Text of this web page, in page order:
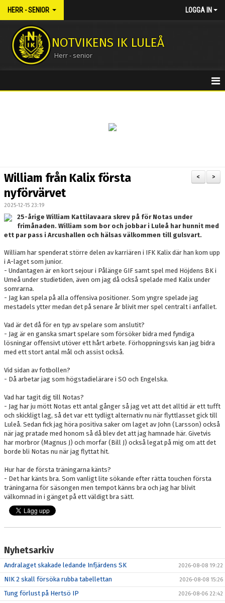
HERR - SENIOR LOGGA IN
NOTVIKENS IK LULEÅ
Herr - senior
TRUPPEN
BILDGALLERI
DOKUMENT
KONTAKT
SKYTTELIGOR
MATCHFAKTA
>
<
William från Kalix första
nyförvärvet
2025-12-15 23:19
25-årige William Kattilavaara skrev på för Notas under
frimånaden. William som bor och jobbar i Luleå har hunnit med
ett par pass i Arcushallen och hälsas välkommen till gulsvart.
William har spenderat större delen av karriären i IFK Kalix där han kom upp
i A-laget som junior.
- Undantagen är en kort sejour i Pålänge GIF samt spel med Höjdens BK i
Umeå under studietiden, även om jag då också spelade med Kalix under
somrarna.
- Jag kan spela på alla offensiva positioner. Som yngre spelade jag
mestadels ytter medan det på senare år blivit mer spel centralt i anfallet.
Vad är det då för en typ av spelare som anslutit?
- Jag är en ganska smart spelare som försöker bidra med fyndiga
lösningar offensivt utöver ett hårt arbete. Förhoppningsvis kan jag bidra
med ett stort antal mål och assist också.
Vid sidan av fotbollen?
- Då arbetar jag som högstadielärare i SO och Engelska.
Vad har tagit dig till Notas?
- Jag har ju mött Notas ett antal gånger så jag vet att det alltid är ett tufft
och skickligt lag, så det var ett tydligt alternativ nu när flyttlasset gick till
Luleå. Sedan fick jag höra positiva saker om laget av John (Larsson) också
när jag pratade med honom så då blev det att jag hamnade här. Givetvis
har morbror (Magnus J) och morfar (Bill J) också legat på mig om att det
borde bli Notas nu när jag flyttat hit.
Hur har de första träningarna känts?
- Det har känts bra. Som vanligt lite sökande efter rätta touchen första
träningarna för säsongen men tempot känns bra och jag har blivit
välkomnad in i gänget på ett väldigt bra sätt.
Nyhetsarkiv
Andralaget skakade ledande Infjärdens SK 2026-08-08 19:22
NIK 2 skall försöka rubba tabellettan 2026-08-08 15:26
Tung förlust på Hertsö IP 2026-08-06 22:42